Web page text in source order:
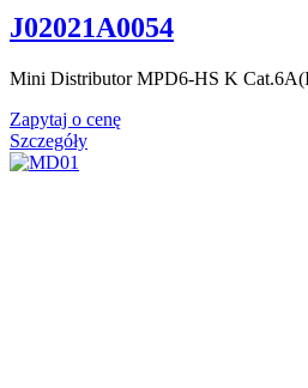
J02021A0054
Mini Distributor MPD6-HS K
Zapytaj o cenę
Szczegóły